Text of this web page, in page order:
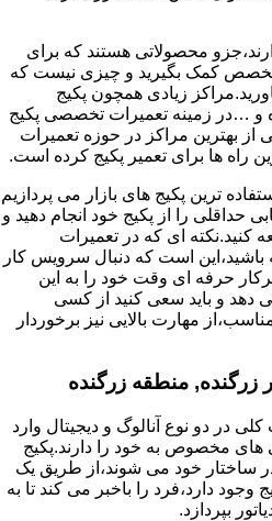
محصولاتی هستند که برای
متخصص کمک بگیرید و چیزی نیست که
زیادی همچون پکیج
و …در زمینه تعمیرات تخصصی پکیج
از بهترین مراکز در حوزه تعمیرات
راه ها برای تعمیر پکیج کرده است.
ترین پکیج های بازار می پردازیم
حداقلی را از پکیج خود انجام دهید و
ای که در تعمیرات
است که دنبال سرویس کار
حرفه ای وقت خود را به این
دهد و باید سعی کنید از کسی
مهارت بالایی نیز برخوردار
زرگنده, منطقه زرگنده
در دو نوع آنالوگ و دیجیتال وارد
های مخصوص به خود را دارند.پکیج
ساختار خود می شوند،از طریق یک
دارد،فرد را باخبر می کند تا به
بپردازد.